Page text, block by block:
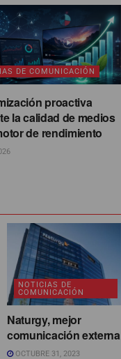
DE COMUNICACIÓN
proactiva
la calidad de medios
de rendimiento
NOTICIAS DE
COMUNICACIÓN
Naturgy, mejor
comunicación externa
OCTUBRE 31, 2023